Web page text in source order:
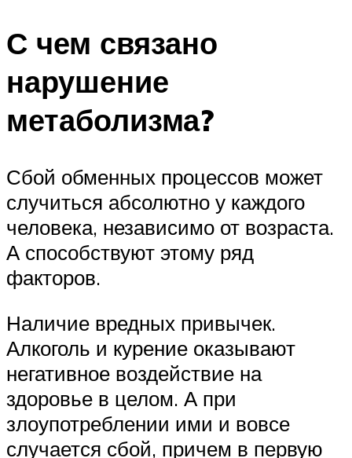
С чем связано
нарушение
метаболизма?
Сбой обменных процессов может
случиться абсолютно у каждого
человека, независимо от возраста.
А способствуют этому ряд
факторов.
Наличие вредных привычек.
Алкоголь и курение оказывают
негативное воздействие на
здоровье в целом. А при
злоупотреблении ими и вовсе
случается сбой, причем в первую